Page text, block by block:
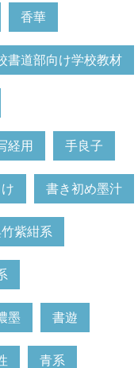
香華
書道部向け学校教材
経用 手良子
書き初め墨汁
紫紺系
墨 書遊
青系